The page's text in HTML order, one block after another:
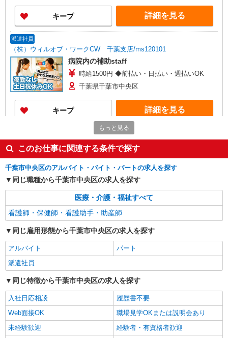
キープ 詳細を見る
派遣社員
（株）ウィルオブ・ワークCW 千葉支店/ms120101
病院内の補助staff
時給1500円 ◆前払い・日払い・週払いOK
千葉県千葉市中央区
キープ 詳細を見る
（株）ウィルオブ・ワークCW 千葉支店/ms120101
看護助手
時給1300円 ◆前払い・日払い・週払いOK
千葉県千葉市中央区
キープ 詳細を見る
派遣社員
特別養護老人ホームでの看護師
詳細を見る
派遣社員
（株）ウィルオブ・ワークCW 千葉支店/ms120101
もっと見る
このお仕事に関連する条件で探す
千葉市中央区のアルバイト・バイト・パートの求人を探す
同じ職種から千葉市中央区の求人を探す
医療・介護・福祉すべて
看護師・保健師・看護助手・助産師
同じ雇用形態から千葉市中央区の求人を探す
アルバイト
パート
派遣社員
同じ特徴から千葉市中央区の求人を探す
入社日応相談
履歴書不要
Web面接OK
職場見学OKまたは説明会あり
未経験歓迎
経験者・有資格者歓迎